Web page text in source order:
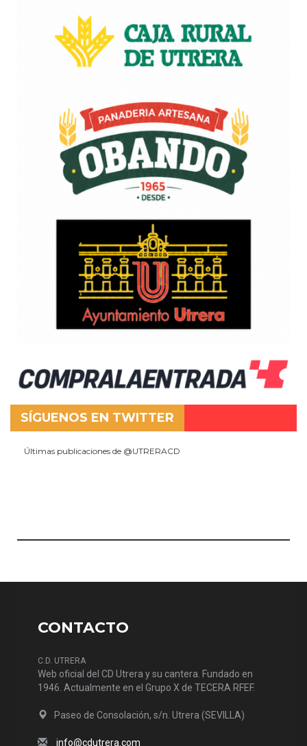
SÍGUENOS EN TWITTER
Últimas publicaciones de @UTRERACD
CONTACTO
C.D. UTRERA
Web oficial del CD Utrera y su cantera. Fundado en
1946. Actualmente en el Grupo X de TECERA RFEF.
Paseo de Consolación, s/n. Utrera (SEVILLA)
info@cdutrera.com